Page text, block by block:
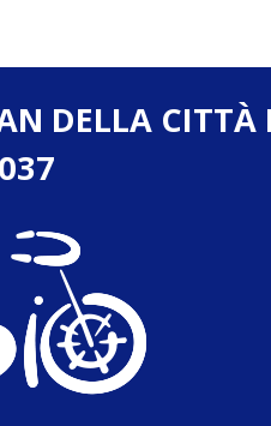
DELLA CITTÀ